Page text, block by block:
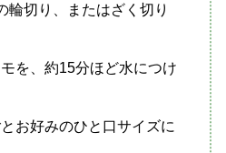
輪切り、またはざく切り
を、約15分ほど水につけ
お好みのひと口サイズに